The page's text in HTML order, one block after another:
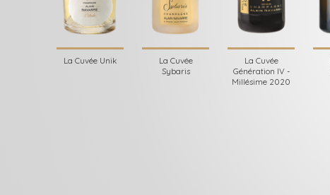
La Cuvée Unik
La Cuvée
Sybaris
La Cuvée
Génération IV -
Millésime 2020